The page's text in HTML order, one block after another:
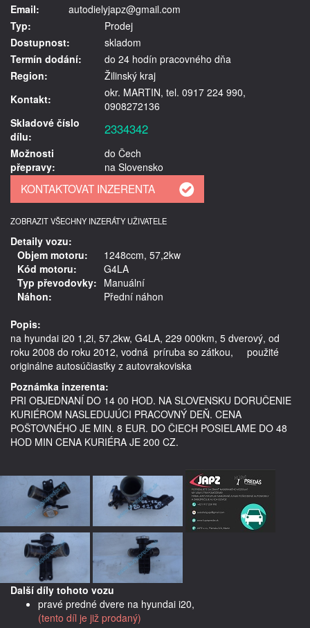
Email:
autodielyjapz@gmail.com
Typ:
Prodej
Dostupnost:
skladom
Termín dodání:
do 24 hodín pracovného dňa
Region:
Žilinský kraj
Kontakt:
okr. MARTIN, tel. 0917 224 990,
0908272136
Skladové číslo
dílu:
2334342
Možnosti
přepravy:
do Čech
na Slovensko
ZOBRAZIT VŠECHNY INZERÁTY UŽIVATELE
Detaily vozu:
Objem motoru:
1248ccm, 57,2kw
Kód motoru:
G4LA
Typ převodovky: Manuální
Náhon:
Přední náhon
Popis:
na hyundai i20 1,2i, 57,2kw, G4LA, 229 000km, 5 dverový, od
roku 2008 do roku 2012, vodná  príruba so zátkou,     použité
Poznámka inzerenta:
PRI OBJEDNANÍ DO 14 00 HOD. NA SLOVENSKU DORUČENIE
KURIÉROM NASLEDUJÚCI PRACOVNÝ DEŇ. CENA
POŠTOVNÉHO JE MIN. 8 EUR. DO ČIECH POSIELAME DO 48
HOD MIN CENA KURIÉRA JE 200 CZ.
Další díly tohoto vozu
pravé predné dvere na hyundai i20,
(tento díl je již prodaný)